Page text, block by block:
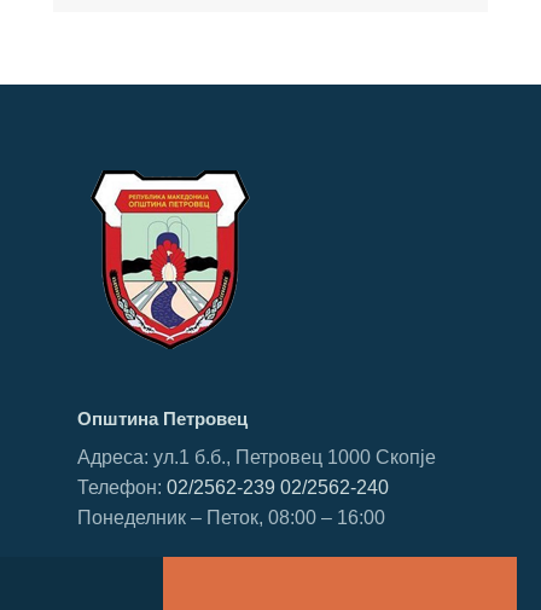
Општина Петровец
Адреса: ул.1 б.б., Петровец 1000 Скопје
Телефон: 02/2562-239 02/2562-240
Понеделник – Петок, 08:00 – 16:00